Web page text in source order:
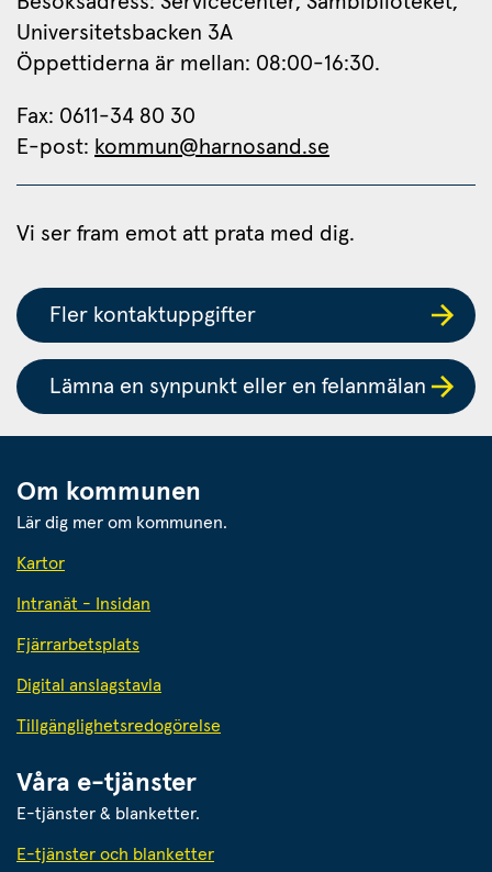
Universitetsbacken 3A
Öppettiderna är mellan: 08:00-16:30.
Fax: 0611-34 80 30
E-post: kommun@harnosand.se
Vi ser fram emot att prata med dig.
Fler kontaktuppgifter
Lämna en synpunkt eller en felanmälan
Om kommunen
Lär dig mer om kommunen.
Kartor
Intranät - Insidan
Fjärrarbetsplats
Digital anslagstavla
Tillgänglighetsredogörelse
Våra e-tjänster
E-tjänster & blanketter.
E-tjänster och blanketter